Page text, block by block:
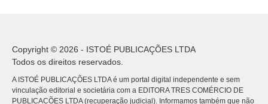
Copyright © 2026 - ISTOÉ PUBLICAÇÕES LTDA
Todos os direitos reservados.
A ISTOÉ PUBLICAÇÕES LTDA é um portal digital independente e sem
vinculação editorial e societária com a EDITORA TRES COMÉRCIO DE
PUBLICACÕES LTDA (recuperação judicial). Informamos também que não